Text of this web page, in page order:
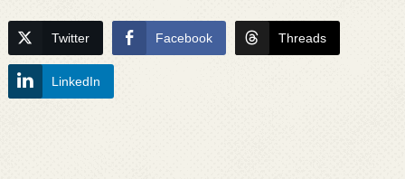
Twitter Facebook Threads
LinkedIn